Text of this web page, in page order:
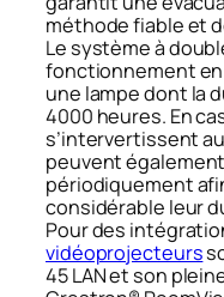
méthode fiable et
Le système à
fonctionnement
une lampe dont la
4000 heures. En
s’intervertissent
peuvent
périodiquement
considérable leur
Pour des
vidéoprojecteurs
45 LAN et son